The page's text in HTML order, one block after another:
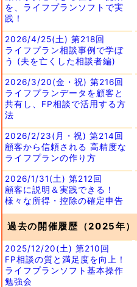
を、ライフプランソフトで実
践！
2026/4/25(土) 第218回
ライフプラン相談事例で学ぼ
う (夫を亡くした相談者編)
2026/3/20(金・祝) 第216回
ライフプランデータを顧客と
共有し、FP相談で活用する方
法
2026/2/23(月・祝) 第214回
顧客から信頼される 高精度な
ライフプランの作り方
2026/1/31(土) 第212回
顧客に説明＆実践できる！
様々な所得・控除の確定申告
過去の開催履歴（2025年）
2025/12/20(土) 第210回
FP相談の質と満足度を向上！
ライフプランソフト基本操作
勉強会